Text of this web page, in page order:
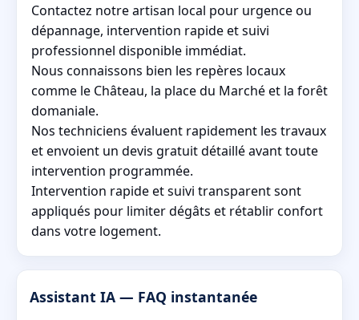
Contactez notre artisan local pour urgence ou
dépannage, intervention rapide et suivi
professionnel disponible immédiat.
Nous connaissons bien les repères locaux
comme le Château, la place du Marché et la forêt
domaniale.
Nos techniciens évaluent rapidement les travaux
et envoient un devis gratuit détaillé avant toute
intervention programmée.
Intervention rapide et suivi transparent sont
appliqués pour limiter dégâts et rétablir confort
dans votre logement.
Assistant IA — FAQ instantanée